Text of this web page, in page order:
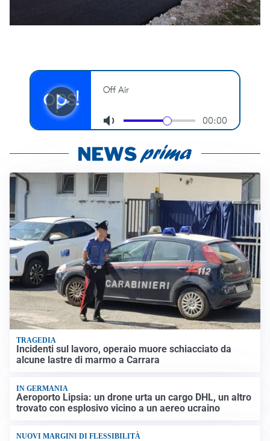
TRAGEDIA
Incidenti sul lavoro, operaio muore schiacciato da
alcune lastre di marmo a Carrara
IN GERMANIA
Aeroporto Lipsia: un drone urta un cargo DHL, un altro
trovato con esplosivo vicino a un aereo ucraino
NUOVI MARGINI DI FLESSIBILITÀ